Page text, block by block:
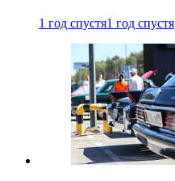
1 год спустя1 год спустя